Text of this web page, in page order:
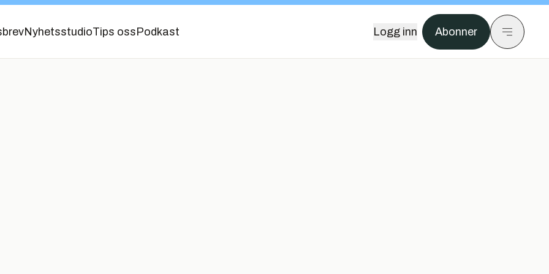
NyhetsstudioTips oss Podkast Logg inn Abonner